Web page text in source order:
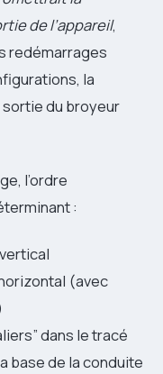
de l’appareil,
redémarrages
la
sortie du broyeur
l’ordre
:
(avec
dans le tracé
base de la conduite